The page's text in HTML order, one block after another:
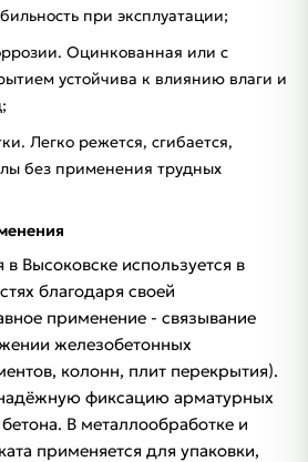
при эксплуатации;
Оцинкованная или с
устойчива к влиянию влаги и
Легко режется, сгибается,
без применения трудных
Высоковске используется в
благодаря своей
применение - связывание
железобетонных
колонн, плит перекрытия).
фиксацию арматурных
В металлообработке и
применяется для упаковки,